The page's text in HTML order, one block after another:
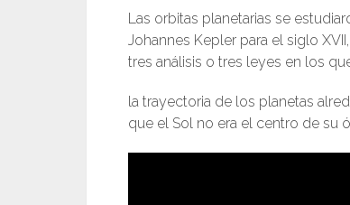
Las orbitas planetarias se
Johannes Kepler para el siglo
tres análisis o tres leyes en los
la trayectoria de los planetas
que el Sol no era el centro de su